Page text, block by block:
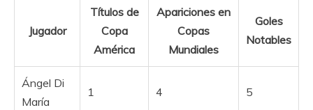
Jugador
Títulos de
Copa
América
Apariciones en
Copas
Mundiales
Goles
Notables
Ángel Di
María
1 4 5